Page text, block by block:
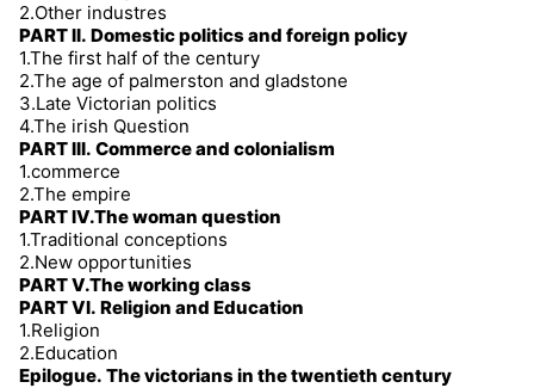
2.Other industres
PART II. Domestic politics and foreign policy
1.The first half of the century
2.The age of palmerston and gladstone
3.Late Victorian politics
4.The irish Question
PART III. Commerce and colonialism
1.commerce
2.The empire
PART IV.The woman question
1.Traditional conceptions
2.New opportunities
PART V.The working class
PART VI. Religion and Education
1.Religion
2.Education
Epilogue. The victorians in the twentieth century